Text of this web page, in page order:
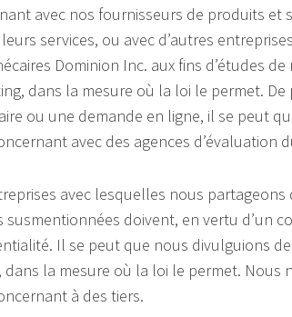
avec nos fournisseurs de produits et
services, ou avec d’autres
Dominion Inc. aux fins d’études
dans la mesure où la loi le permet.
ou une demande en ligne, il se peut
avec des agences d’évaluation
avec lesquelles nous
susmentionnées doivent, en vertu d’un
Il se peut que nous divulguions
dans la mesure où la loi le permet. Nous
à des tiers.